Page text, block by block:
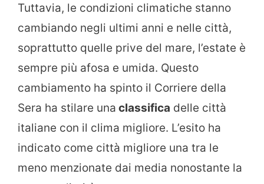
Tuttavia, le condizioni climatiche stanno
cambiando negli ultimi anni e nelle città,
soprattutto quelle prive del mare, l’estate è
sempre più afosa e umida. Questo
cambiamento ha spinto il Corriere della
Sera ha stilare una classifica delle città
italiane con il clima migliore. L’esito ha
indicato come città migliore una tra le
meno menzionate dai media nonostante la